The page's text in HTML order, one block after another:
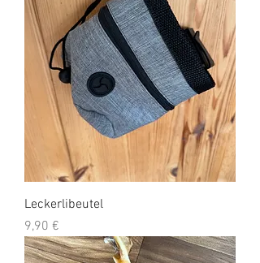
Leckerlibeutel
Preis
9,90 €